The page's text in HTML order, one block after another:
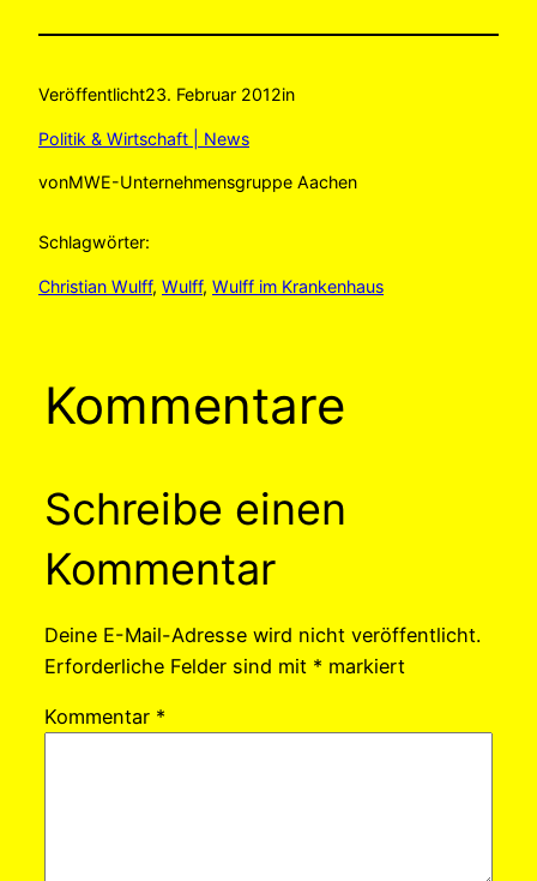
Veröffentlicht23. Februar 2012in
Politik & Wirtschaft | News
vonMWE-Unternehmensgruppe Aachen
Schlagwörter:
Christian Wulff, Wulff, Wulff im Krankenhaus
Kommentare
Schreibe einen
Kommentar
Deine E-Mail-Adresse wird nicht veröffentlicht.
Erforderliche Felder sind mit * markiert
Kommentar *